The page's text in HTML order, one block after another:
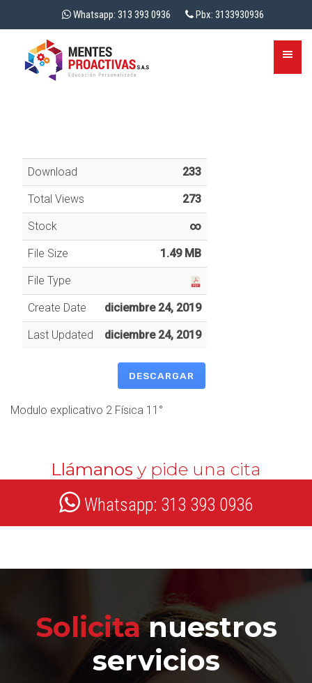
Whatsapp: 313 393 0936 Pbx: 3133930936
Download 233
Total Views 273
Stock ∞
File Size 1.49 MB
File Type
Create Date diciembre 24, 2019
Last Updated diciembre 24, 2019
DESCARGAR
Modulo explicativo 2 Física 11°
Llámanos y pide una cita
Whatsapp: 313 393 0936
Solicitanuestros
servicios